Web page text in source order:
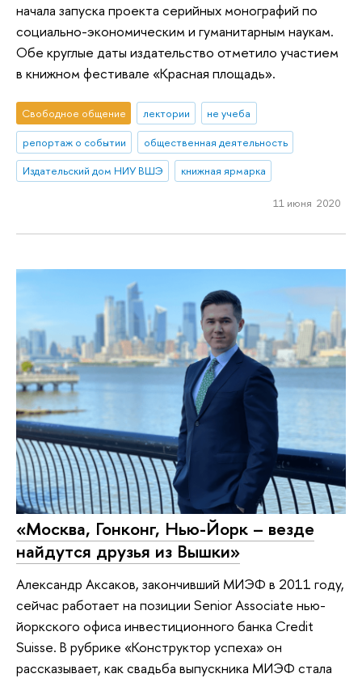
начала запуска проекта серийных монографий по
социально-экономическим и гуманитарным наукам.
Обе круглые даты издательство отметило участием
в книжном фестивале «Красная площадь».
Свободное общение лектории
не учеба
репортаж о событии
общественная деятельность
Издательский дом НИУ ВШЭ
книжная ярмарка
11 июня 2020
«Москва, Гонконг, Нью-Йорк – везде
найдутся друзья из Вышки»
Александр Аксаков, закончивший МИЭФ в 2011 году,
сейчас работает на позиции Senior Associate нью-
йоркского офиса инвестиционного банка Credit
Suisse. В рубрике «Конструктор успеха» он
рассказывает, как свадьба выпускника МИЭФ стала